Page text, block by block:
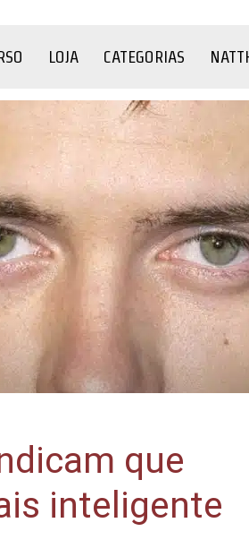
LOJA CATEGORIAS
que
inteligente